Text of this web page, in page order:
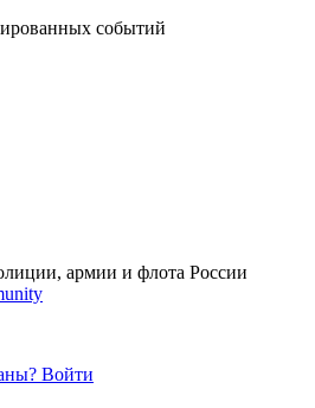
событий
армии и флота России
Войти